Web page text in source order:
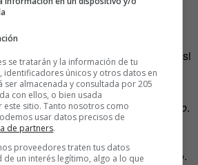
del contrato indefinido— cambian de
ellos también les va mal, que viven
un mañana que vete tú a saber si
de pan a cambio de jornadas
se parecen a los desesperados
de Nueva York en laLey del silencio.
eran falsos autónomos.
de losiProsfelices va por dentro.
se tratarán y la información de tu
identificadores únicos y otros datos en
almacenada y consultada por 205
con ellos, o bien usada
este sitio. Tanto nosotros como
usar datos precisos de
de partners.
proveedores traten tus datos
de un interés legítimo, algo a lo que